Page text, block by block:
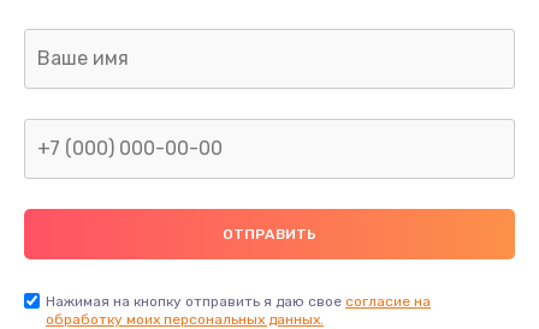
Заказать
Ремонт двигателя кофемолки
1000 руб.
Заказать
Нажимая на кнопку отправить я даю свое согласие на
обработку моих персональных данных.